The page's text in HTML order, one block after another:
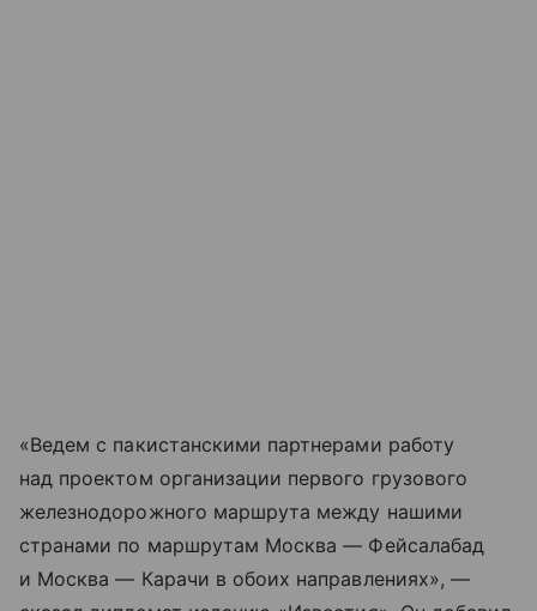
«Ведем с пакистанскими партнерами работу
над проектом организации первого грузового
железнодорожного маршрута между нашими
странами по маршрутам Москва — Фейсалабад
и Москва — Карачи в обоих направлениях», —